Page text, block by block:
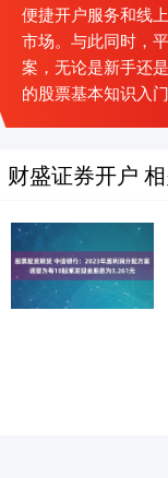
便捷开户服务和线
市场。与此同时，
案，无论是新手还
的股票基本知识入
财盛证券开户